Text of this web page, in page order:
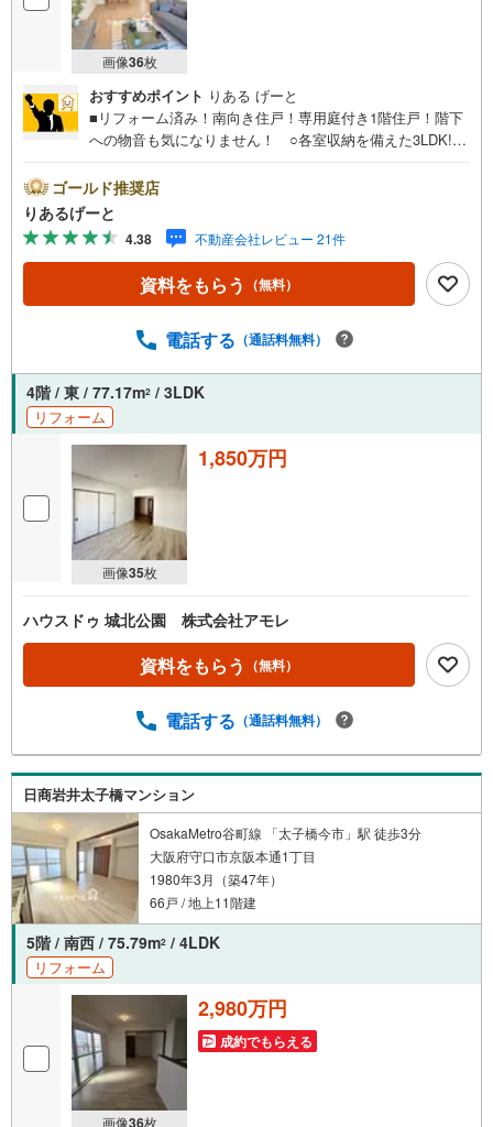
画像36枚
おすすめポイント りある げーと
■リフォーム済み！南向き住戸！専用庭付き1階住戸！階下
への物音も気になりません！ ○各室収納を備えた3LDK!!
能で交通至便！周辺環境も充実！■物件検討中のお客さま！
ちょっと見学してみたいだけなどでも内覧可能です！売主
さまの都合等で見学ができない場合がございます。お気軽
に「りあるげーと」までお問合わせ下さい！■「りあるげー
と」が選ばれるポイント！■年中休まず営業中！いつでも対
応致します！・営業時間:9:00～21:00上記の時間帯は、お
相談、承ります！■【無料送迎】「小さなお子さまをつれて
ご相談ください！営業スタッフがご自宅に伺って送迎致し
ます！【リフォーム相談】資格を持った専門スタッフがお
悩みに合わせてお話をうかがい、お客さまにぴったりの提
案を行います！■その他:物件相談、住宅ローン相談、ご質
問、気になること、何でもお気軽にご相談ください！
ゴールド推奨店
りあるげーと
4.38 不動産会社レビュー 21件
資料をもらう （無料）
電話する （通話料無料）
4階 / 東 / 77.17m2 / 3LDK
リフォーム
画像35枚
1,850万円
ハウスドゥ 城北公園 株式会社アモレ
資料をもらう （無料）
電話する （通話料無料）
日商岩井太子橋マンション
OsakaMetro谷町線 「太子橋今市」駅 徒歩3分
大阪府守口市京阪本通1丁目
1980年3月（築47年）
66戸 / 地上11階建
5階 / 南西 / 75.79m2 / 4LDK
リフォーム
画像36枚
2,980万円
成約でもらえる